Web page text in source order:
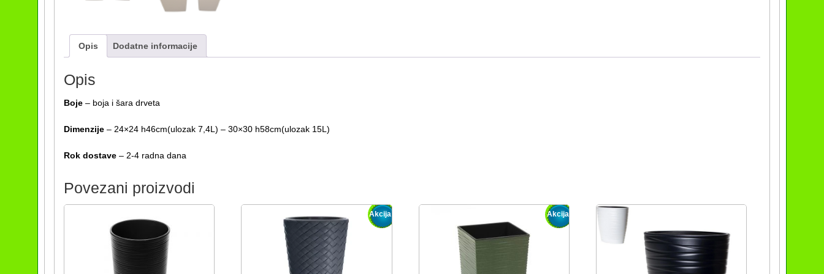
Opis Dodatne informacije
Opis
Boje – boja i šara drveta
Dimenzije – 24×24 h46cm(ulozak 7,4L) – 30×30 h58cm(ulozak 15L)
Rok dostave – 2-4 radna dana
Povezani proizvodi
Akcija! Akcija!